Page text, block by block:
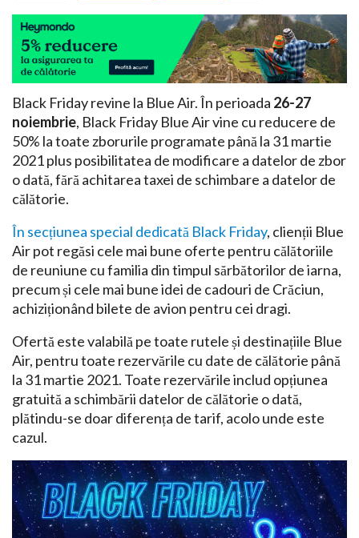
Black Friday revine la Blue Air. În perioada 26-27
noiembrie, Black Friday Blue Air vine cu reducere de
50% la toate zborurile programate până la 31 martie
2021 plus posibilitatea de modificare a datelor de zbor
o dată, fără achitarea taxei de schimbare a datelor de
călătorie.
În secțiunea special dedicată Black Friday, clienții Blue
Air pot regăsi cele mai bune oferte pentru călătoriile
de reuniune cu familia din timpul sărbătorilor de iarna,
precum și cele mai bune idei de cadouri de Crăciun,
achiziționând bilete de avion pentru cei dragi.
Ofertă este valabilă pe toate rutele și destinațiile Blue
Air, pentru toate rezervările cu date de călătorie până
la 31 martie 2021. Toate rezervările includ opțiunea
gratuită a schimbării datelor de călătorie o dată,
plătindu-se doar diferența de tarif, acolo unde este
cazul.